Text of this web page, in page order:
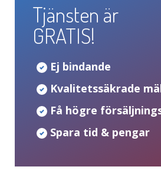
Tjänsten är
GRATIS!
Ej bindande
Kvalitetssäkrade
Få högre
Spara tid & pengar